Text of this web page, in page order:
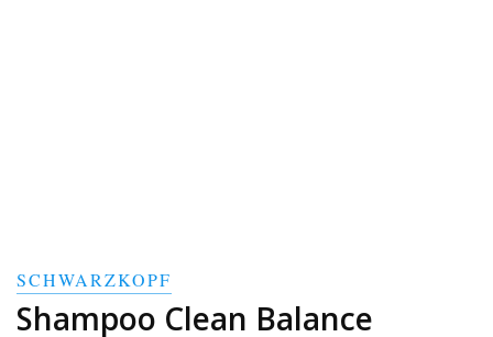
SCHWARZKOPF
Shampoo Clean Balance